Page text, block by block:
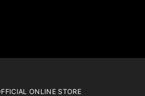
ONLINE STORE